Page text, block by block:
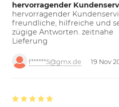
hervorragender
hervorragender
freundliche, hilfreiche und
zügige Antworten. zeitnahe
Lieferung
f******5@gmx.de 19 Nov